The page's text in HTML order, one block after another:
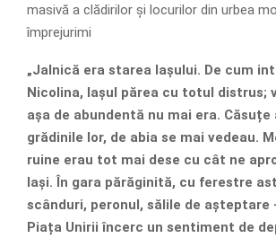
masivă a clădirilor și locurilor din urbea
împrejurimi
„Jalnică era starea Iașului. De cum
Nicolina, Iașul părea cu totul distrus;
așa de abundentă nu mai era. Căsuțe
grădinile lor, de abia se mai vedeau.
ruine erau tot mai dese cu cât ne
Iași. În gara părăginită, cu ferestre
scânduri, peronul, sălile de așteptare
Piața Unirii încerc un sentiment de